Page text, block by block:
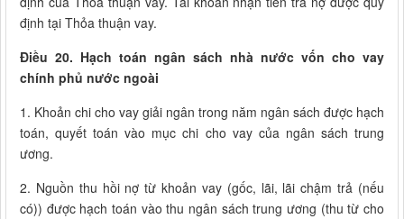
định tại Thỏa thuận vay.
Điều 20. Hạch toán ngân sách nhà nước vốn cho vay
chính phủ nước ngoài
1. Khoản chi cho vay giải ngân trong năm ngân sách được hạch
toán, quyết toán vào mục chi cho vay của ngân sách trung
ương.
2. Nguồn thu hồi nợ từ khoản vay (gốc, lãi, lãi chậm trả (nếu
có)) được hạch toán vào thu ngân sách trung ương (thu từ cho